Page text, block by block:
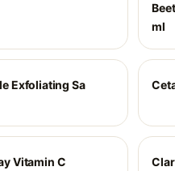
ml
Exfoliating Sa
Vitamin C